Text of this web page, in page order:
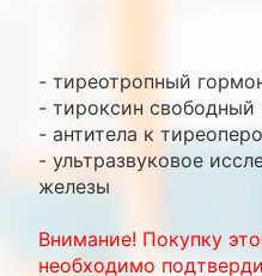
- тиреотропный
- тироксин свободный
- антитела к
- ультразвуковое
железы
Внимание! Покупку
необходимо